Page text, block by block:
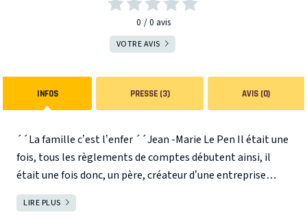
0 0 avis
VOTRE AVIS
INFOS PRESSE (3) AVIS (0)
´´La famille c’est l’enfer ´´Jean -Marie Le Pen Il était une
fois, tous les règlements de comptes débutent ainsi, il
était une fois donc, un père, créateur d’une entreprise
florissante, qui songeait à sa fille pur lui succéder un jour, à
la tête de ladite entreprise. Las, pressée, avide de pouvoir
LIRE PLUS